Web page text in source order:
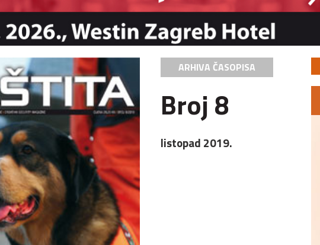
ARHIVA ČASOPISA
Broj 8
listopad 2019.